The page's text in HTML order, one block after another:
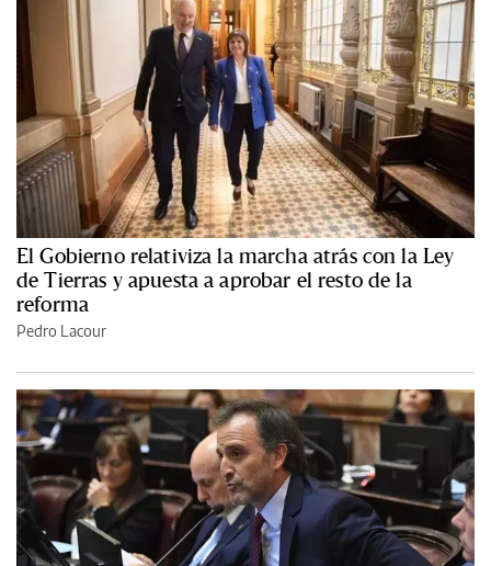
El Gobierno relativiza la marcha atrás con la Ley
de Tierras y apuesta a aprobar el resto de la
reforma
Pedro Lacour